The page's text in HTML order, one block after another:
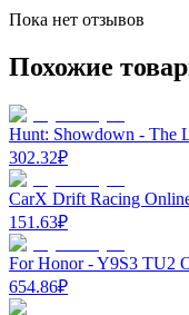
Пока нет отзывов
Похожие
Hunt: Showdown - The
302.32₽
CarX Drift Racing
151.63₽
For Honor - Y9S3 TU2
654.86₽